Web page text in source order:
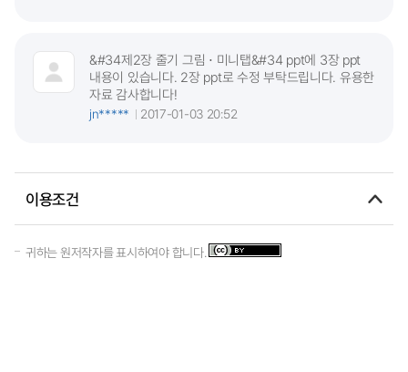
&#34제2장 줄기 그림 ⋅ 미니탭&#34 ppt에 3장 ppt
내용이 있습니다. 2장 ppt로 수정 부탁드립니다. 유용한
자료 감사합니다!
jn*****
2017-01-03 20:52
이용조건
귀하는 원저작자를 표시하여야 합니다.